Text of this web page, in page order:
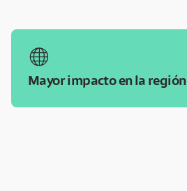
Mayor impacto en la región
globe